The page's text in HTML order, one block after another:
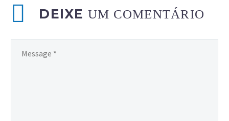
DEIXE UM COMENTÁRIO